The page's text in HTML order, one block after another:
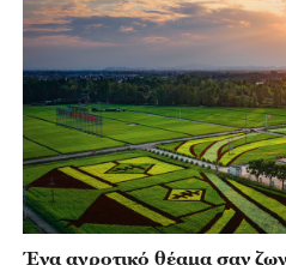
Ένα αγροτικό θέαμα σαν